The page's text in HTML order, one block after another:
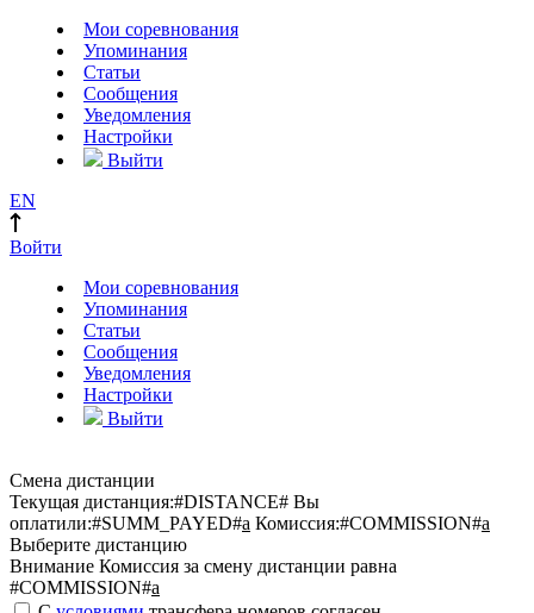
Мои соревнования
Упоминания
Статьи
Сообщения
Уведомления
Настройки
Выйти
EN
Войти
Мои соревнования
Упоминания
Статьи
Сообщения
Уведомления
Настройки
Выйти
Смена дистанции
Текущая дистанция:#DISTANCE# Вы
оплатили:#SUMM_PAYED#a Комиссия:#COMMISSION#a
Выберите дистанцию
Внимание Комиссия за смену дистанции равна
#COMMISSION#a